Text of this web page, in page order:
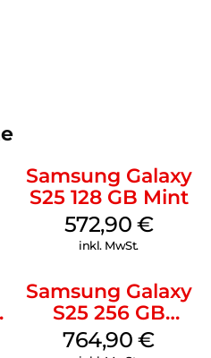
Samsung Galaxy
S25 128 GB Mint
572,90 €
inkl. MwSt.
Samsung Galaxy
S25 256 GB
Icyblue
764,90€